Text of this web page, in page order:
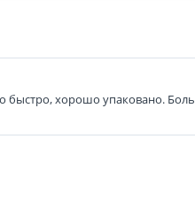
быстро, хорошо упаковано.